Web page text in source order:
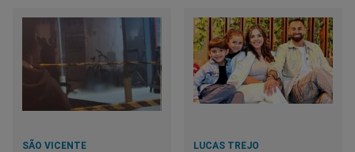
SÃO VICENTE LUCAS TREJO